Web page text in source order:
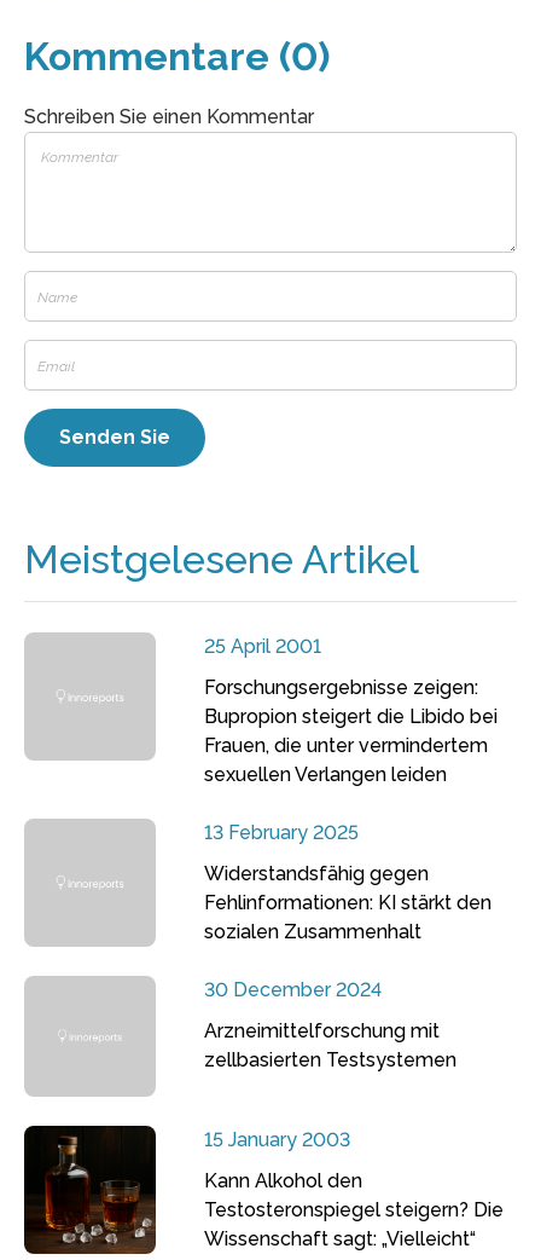
Kommentare (0)
Schreiben Sie einen Kommentar
Meistgelesene Artikel
25 April 2001
Forschungsergebnisse zeigen:
Bupropion steigert die Libido bei
Frauen, die unter vermindertem
sexuellen Verlangen leiden
13 February 2025
Widerstandsfähig gegen
Fehlinformationen: KI stärkt den
sozialen Zusammenhalt
30 December 2024
Arzneimittelforschung mit
zellbasierten Testsystemen
15 January 2003
Kann Alkohol den
Testosteronspiegel steigern? Die
Wissenschaft sagt: „Vielleicht“